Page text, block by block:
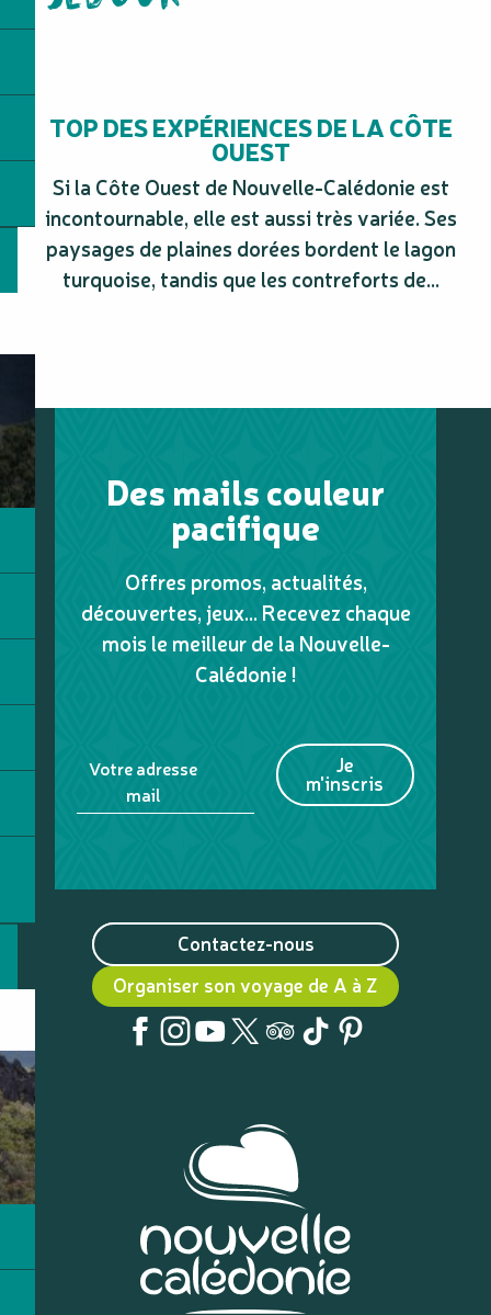
Parc public Thérèse et Louis Soury-Lavergne
TOP DES EXPÉRIENCES DE LA CÔTE
OUEST
Si la Côte Ouest de Nouvelle-Calédonie est
incontournable, elle est aussi très variée. Ses
paysages de plaines dorées bordent le lagon
turquoise, tandis que les contreforts de...
Des mails couleur
pacifique
Offres promos, actualités,
découvertes, jeux... Recevez chaque
mois le meilleur de la Nouvelle-
Calédonie !
Votre adresse
mail
Je
m'inscris
Contactez-nous
Organiser son voyage de A à Z